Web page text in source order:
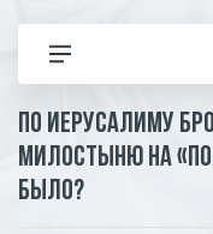
Все новости
По Иерусалиму
милостыню на
было?